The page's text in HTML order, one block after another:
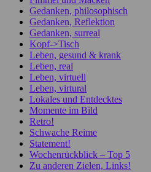
Gedanken, philosophisch
Gedanken, Reflektion
Gedanken, surreal
Kopf->Tisch
Leben, gesund & krank
Leben, real
Leben, virtuell
Leben, virtural
Lokales und Entdecktes
Momente im Bild
Retro!
Schwache Reime
Statement!
Wochenrückblick – Top 5
Zu anderen Zielen, Links!